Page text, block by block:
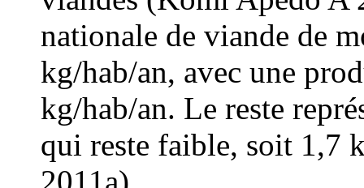
nationale de viande de
kg/hab/an, avec une
kg/hab/an. Le reste
qui reste faible, soit 1,7
2011a).